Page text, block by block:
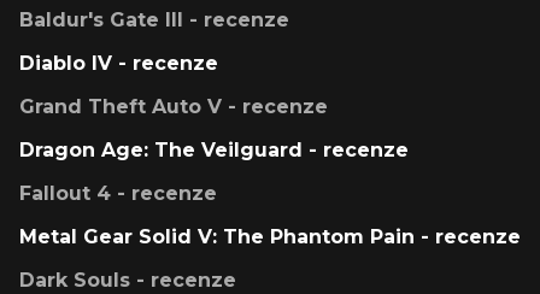
Baldur's Gate III - recenze
Diablo IV - recenze
Grand Theft Auto V - recenze
Dragon Age: The Veilguard - recenze
Fallout 4 - recenze
Metal Gear Solid V: The Phantom Pain - recenze
Dark Souls - recenze